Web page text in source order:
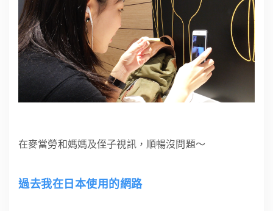
在麥當勞和媽媽及侄子視訊，順暢沒問題～
過去我在日本使用的網路